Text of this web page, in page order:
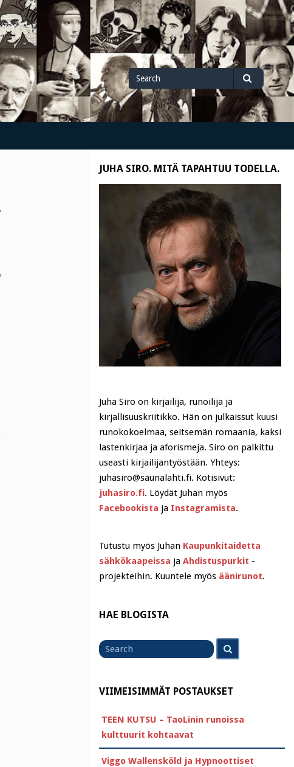
Search
for
Search
JUHA SIRO. MITÄ TAPAHTUU TODELLA.
Juha Siro on kirjailija, runoilija ja
kirjallisuuskriitikko. Hän on julkaissut kuusi
runokokoelmaa, seitsemän romaania, kaksi
lastenkirjaa ja aforismeja. Siro on palkittu
useasti kirjailijantyöstään. Yhteys:
juhasiro@saunalahti.fi. Kotisivut:
juhasiro.fi. Löydät Juhan myös
Facebookista ja Instagramista.
Tutustu myös Juhan Kaupunkitaidetta
sähkökaapeissa ja Ahdistuspurkit -
projekteihin. Kuuntele myös äänirunot.
HAE BLOGISTA
for
VIIMEISIMMÄT POSTAUKSET
TEEN KUTSU – TaoLinin runoissa
kulttuurit kohtaavat
Viggo Wallensköld ja Hypnoottiset